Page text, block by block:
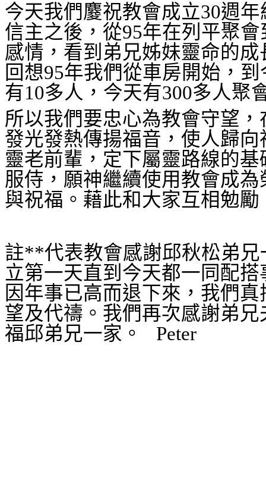
今天我們𪊴祝教會成立30週年
信主之後，從95年在列平聚
感情，看到弟兄姊妹靈命的
回想95年我們從車房開始，
有10多人，今天有300多人聚
所以我們要忠心為教會守望
發光發熱傳揚福音，使人歸
靈老前輩，定下屬靈路線的
服侍，願神繼續使用教會成
與祝福。藉此和大家互相勉勵
註**代表教會感謝邱秋松弟
立第一天直到今天都一同配
因年事已高而退下來，我們
望及代禱。我們再次感謝弟
福邱弟兄一家。
Peter